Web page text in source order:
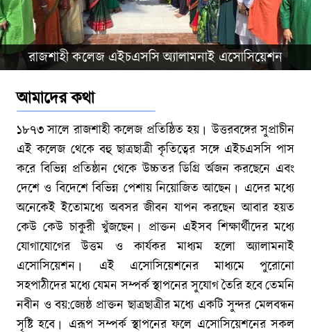
রাজশাহী কলেজ এইচএসসি অ্যালামনাই এসোসিয়েশন
আমাদের কথা
১৮৭৩ সালে রাজশাহী কলেজ প্রতিষ্ঠিত হয়। উত্তরবঙ্গের সুপ্রাচীন
এই কলেজ থেকে বহু ছাত্রছাত্রী কৃতিত্বের সঙ্গে এইচএসসি পাস
করে বিভিন্ন প্রতিষ্ঠান থেকে উচ্চতর ডিগ্রি র্অজন করছেনে এবং
দেশে ও বিদেশে বিভিন্ন পেশায় নিয়োজিত আছেন। এদের মধ্যে
অনেকেই ইতোমধ্যে অবসর জীবন যাপন করছেন আবার হয়ত
কেউ কেউ চাকুরী খুঁজছেন। প্রাক্তন এইসব শিক্ষার্থীদের মধ্যে
যোগাযোগের উত্তম ও কার্যকর মাধ্যম হলো অ্যালামনাই
এসোসিয়েশন। এই এসোসিয়েশনের মাধ্যমে পুরোনো
সহপাঠীদের মধ্যে যেমন সম্পর্ক স্থাপনের সুযোগ তৈরি হবে তেমনি
নবীন ও বয়:জ্যেষ্ঠ প্রাক্তন ছাত্রছাত্রীর মধ্যে একটি সুন্দর মেলবন্ধন
সৃষ্টি হবে। এরূপ সম্পর্ক স্থাপনের ফলে এসোসিয়েশনের সকল